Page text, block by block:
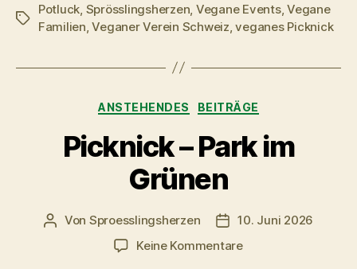
Schlagwörter
Potluck Sprösslingsherzen Vegane Events,Vegane
Familien ,Veganer Verein Schweiz ,veganes Picknick
Kategorien
ANSTEHENDES BEITRÄGE
Picknick – Park im
Grünen
Beitragsautor
Von Sproesslingsherzen
10. Juni 2026
Keine Kommentarezu